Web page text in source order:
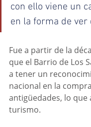
con ello viene un
en la forma de ver
Fue a partir de la
que el Barrio de Los
a tener un
nacional en la
antigüedades, lo que
turismo.